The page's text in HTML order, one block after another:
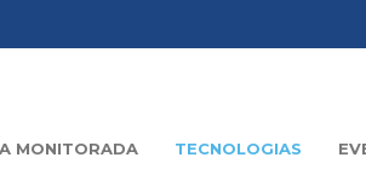
MONITORADA TECNOLOGIAS